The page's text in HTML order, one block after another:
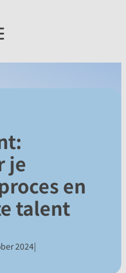
je
en
talent
2024|